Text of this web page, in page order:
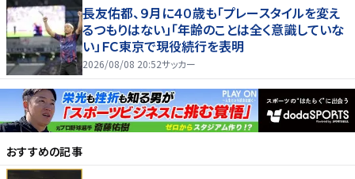
長友佑都、９月に４０歳も「プレースタイルを変え
るつもりはない」「年齢のことは全く意識していな
い」ＦＣ東京で現役続行を表明
2026/08/08 20:52サッカー
おすすめの記事